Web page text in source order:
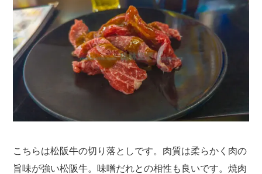
こちらは松阪牛の切り落としです。肉質は柔らかく肉の
旨味が強い松阪牛。味噌だれとの相性も良いです。焼肉